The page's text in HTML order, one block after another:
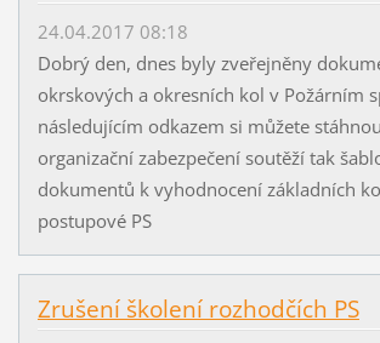
24.04.2017 08:18
Dobrý den, dnes byly zveřejněny
okrskových a okresních kol v Požárním
následujícím odkazem si můžete
organizační zabezpečení soutěží tak
dokumentů k vyhodnocení základních
postupové PS
Zrušení školení rozhodčích PS